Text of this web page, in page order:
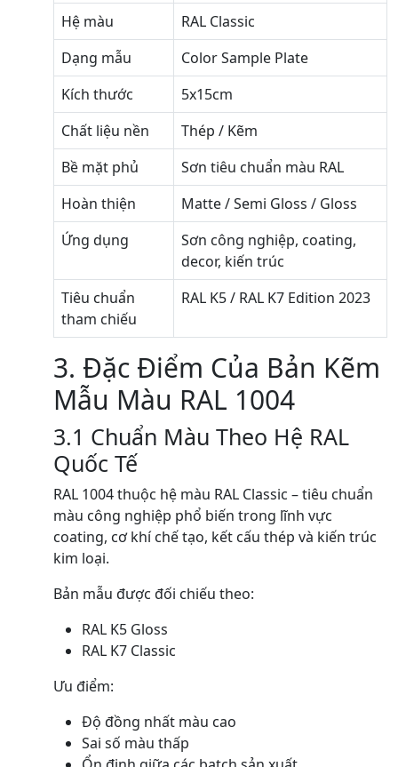
Hệ màu
RAL Classic
Dạng mẫu
Color Sample Plate
Kích thước
5x15cm
Chất liệu nền
Thép / Kẽm
Bề mặt phủ
Sơn tiêu chuẩn màu RAL
Hoàn thiện
Matte / Semi Gloss / Gloss
Ứng dụng
Sơn công nghiệp, coating,
decor, kiến trúc
Tiêu chuẩn
tham chiếu
RAL K5 / RAL K7 Edition 2023
3. Đặc Điểm Của Bản Kẽm
Mẫu Màu RAL 1004
3.1 Chuẩn Màu Theo Hệ RAL
Quốc Tế
RAL 1004 thuộc hệ màu RAL Classic – tiêu chuẩn
màu công nghiệp phổ biến trong lĩnh vực
coating, cơ khí chế tạo, kết cấu thép và kiến trúc
kim loại.
Bản mẫu được đối chiếu theo:
RAL K5 Gloss
RAL K7 Classic
Ưu điểm:
Độ đồng nhất màu cao
Sai số màu thấp